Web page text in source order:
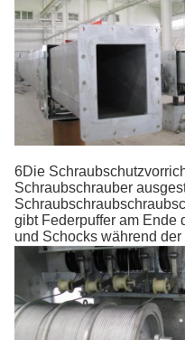
6Die
Schraubschrauber
gibt Federpuffer am Ende
und Schocks während